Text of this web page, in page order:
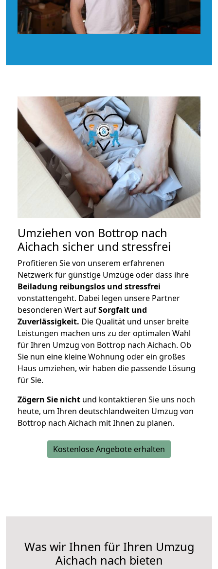
Umziehen von Bottrop nach
Aichach sicher und stressfrei
Profitieren Sie von unserem erfahrenen
Netzwerk für günstige Umzüge oder dass ihre
Beiladung reibungslos und stressfrei
vonstattengeht. Dabei legen unsere Partner
besonderen Wert aufSorgfalt und
Zuverlässigkeit. Die Qualität und unser breite
Leistungen machen uns zu der optimalen Wahl
für Ihren Umzug von Bottrop nach Aichach. Ob
Sie nun eine kleine Wohnung oder ein großes
Haus umziehen, wir haben die passende Lösung
für Sie.
Zögern Sie nicht und kontaktieren Sie uns noch
heute, um Ihren deutschlandweiten Umzug von
Bottrop nach Aichach mit Ihnen zu planen.
Kostenlose Angebote erhalten
Was wir Ihnen für Ihren Umzug
Aichach nach bieten